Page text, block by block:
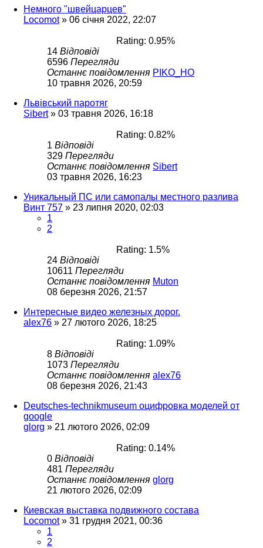
Немного "швейцарцев"
Locomot» 06 січня 2022, 22:07
Rating: 0.95%
14 Відповіді
6596 Перегляди
Останнє повідомлення PIKO_HO
10 травня 2026, 20:59
Львівський паротяг
Sibert» 03 травня 2026, 16:18
Rating: 0.82%
1 Відповіді
329 Перегляди
Останнє повідомлення Sibert
03 травня 2026, 16:23
Уникальный ПС или самопалы местного разлива
Винт 757 » 23 липня 2020, 02:03
1
2
Rating: 1.5%
24 Відповіді
10611 Перегляди
Останнє повідомлення Muton
08 березня 2026, 21:57
Интересные видео железных дорог.
alex76 » 27 лютого 2026, 18:25
Rating: 1.09%
8 Відповіді
1073 Перегляди
Останнє повідомлення alex76
08 березня 2026, 21:43
Deutsches-technikmuseum оцифровка моделей от
google
glorg » 21 лютого 2026, 02:09
Rating: 0.14%
0 Відповіді
481 Перегляди
Останнє повідомлення glorg
21 лютого 2026, 02:09
Киевская выставка подвижного состава
Locomot» 31 грудня 2021, 00:36
1
2